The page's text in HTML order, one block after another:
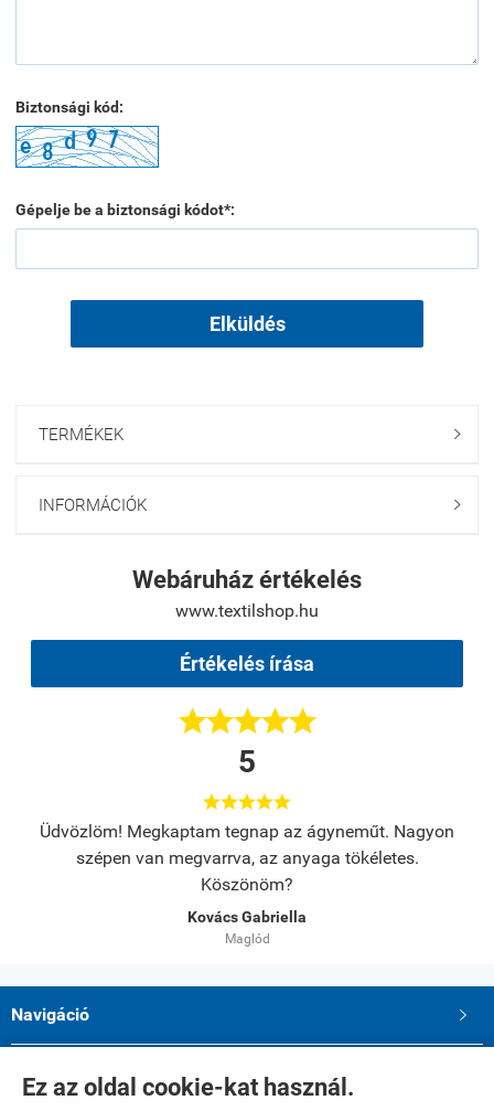
Ez az oldal cookie-kat használ.
Biztonsági kód:
Gépelje be a biztonsági kódot*:
Elküldés
TERMÉKEK 
INFORMÁCIÓK 
Webáruház értékelés
www.textilshop.hu
Értékelés írása

5

Üdvözlöm! Megkaptam tegnap az ágyneműt. Nagyon
szépen van megvarrva, az anyaga tökéletes.
Köszönöm?
Kovács Gabriella
Maglód
Navigáció 